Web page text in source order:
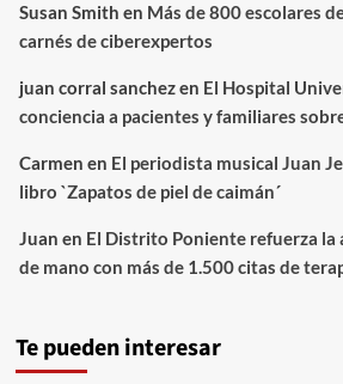
Susan Smith en Más de 800 escolares
carnés de ciberexpertos
juan corral sanchezen El Hospital
conciencia a pacientes y familiares
Carmen en El periodista musical Juan
libro `Zapatos de piel de caimán´
Juan en El Distrito Poniente refuerza la
de mano con más de 1.500 citas de
Te pueden interesar